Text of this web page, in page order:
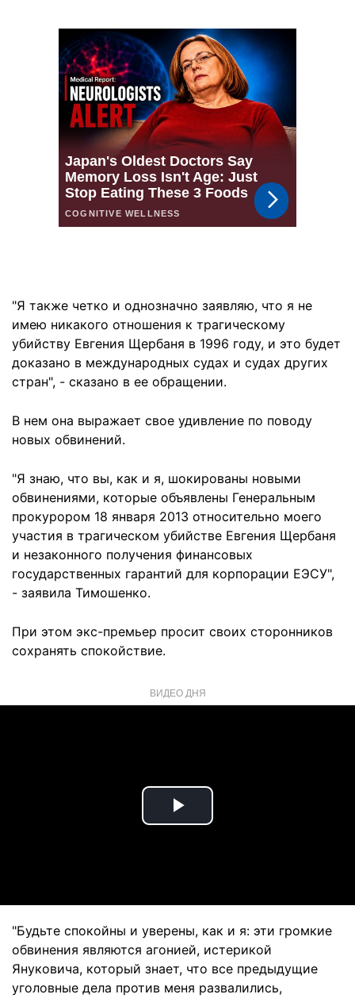
"Я также четко и однозначно заявляю, что я не
имею никакого отношения к трагическому
убийству Евгения Щербаня в 1996 году, и это будет
доказано в международных судах и судах других
стран", - сказано в ее обращении.
В нем она выражает свое удивление по поводу
новых обвинений.
"Я знаю, что вы, как и я, шокированы новыми
обвинениями, которые объявлены Генеральным
прокурором 18 января 2013 относительно моего
участия в трагическом убийстве Евгения Щербаня
и незаконного получения финансовых
государственных гарантий для корпорации ЕЭСУ",
- заявила Тимошенко.
При этом экс-премьер просит своих сторонников
сохранять спокойствие.
ВИДЕО ДНЯ
Play
"Будьте спокойны и уверены, как и я: эти громкие
обвинения являются агонией, истерикой
Януковича, который знает, что все предыдущие
уголовные дела против меня развалились,